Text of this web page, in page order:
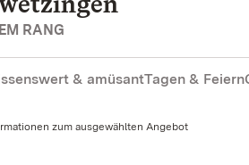
RANG
& amüsantTagen & Feiern
zum ausgewählten Angebot